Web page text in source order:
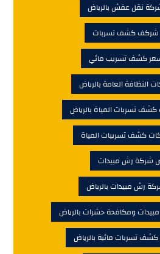
نقل عفش بالرياض
شركف كشف تسربات
كشف تسريب مائي
النظافة العامة بالرياض
تسربات المياة بالرياض
كشف تسريبات المياة
شركة رش مبيدات
رش مبيدات بالرياض
ومكافحة حشرات بالرياض
تسربات مائية بالرياض